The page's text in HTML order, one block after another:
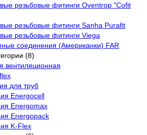
резьбовые фитинги Oventrop "Cofit
резьбовые фитинги Sanha Purafit
резьбовые фитинги Viega
соединения (Американки) FAR
(8)
вентиляционная
для труб
Energocell
Energomax
Energopack
K-Flex